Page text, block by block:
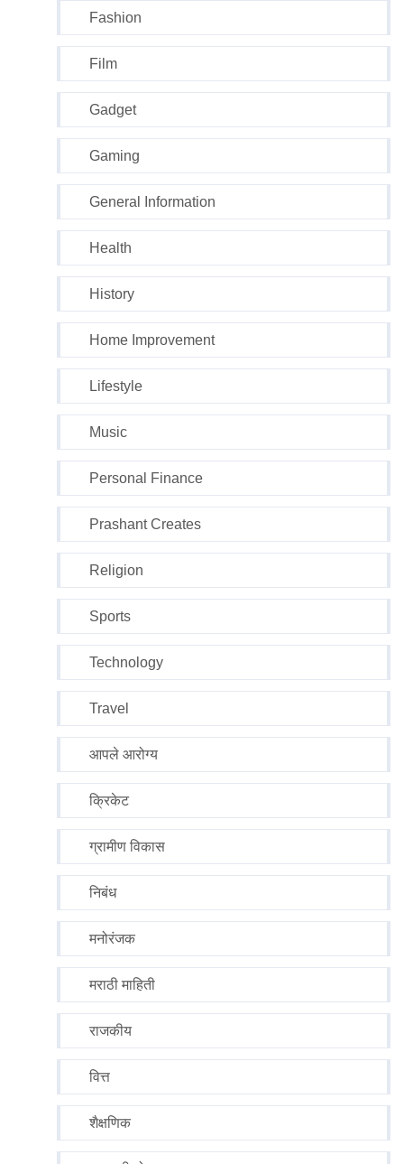
Fashion
Film
Gadget
Gaming
General Information
Health
History
Home Improvement
Lifestyle
Music
Personal Finance
Prashant Creates
Religion
Sports
Technology
Travel
आपले आरोग्य
क्रिकेट
ग्रामीण विकास
निबंध
मनोरंजक
मराठी माहिती
राजकीय
वित्त
शैक्षणिक